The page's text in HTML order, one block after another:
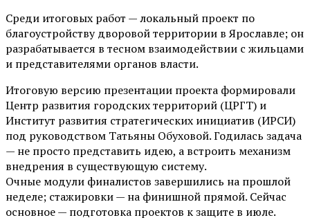
Среди итоговых работ — локальный проект по
благоустройству дворовой территории в Ярославле; он
разрабатывается в тесном взаимодействии с жильцами
и представителями органов власти.
Итоговую версию презентации проекта формировали
Центр развития городских территорий (ЦРГТ) и
Институт развития стратегических инициатив (ИРСИ)
под руководством Татьяны Обуховой. Годилась задача
— не просто представить идею, а встроить механизм
внедрения в существующую систему.
Очные модули финалистов завершились на прошлой
неделе; стажировки — на финишной прямой. Сейчас
основное — подготовка проектов к защите в июле.